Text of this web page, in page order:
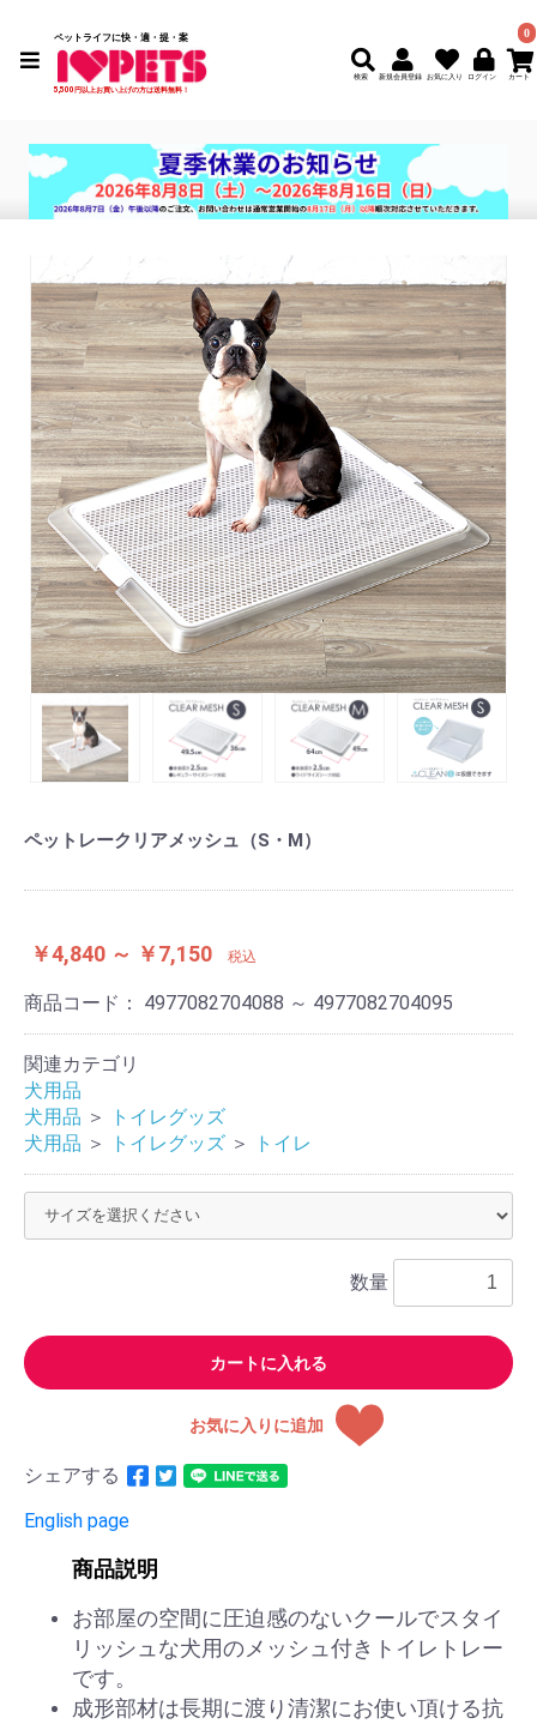
ペットライフに快・適・提・案
0
ペットレークリアメッシュ（S・M）
￥4,840 ～ ￥7,150 税込
商品コード： 4977082704088 ～ 4977082704095
関連カテゴリ
犬用品
犬用品 ＞
トイレグッズ
犬用品 ＞ トイレグッズ ＞ トイレ
数量
カートに入れる
お気に入りに追加
シェアする
English page
商品説明
お部屋の空間に圧迫感のないクールでスタイ
リッシュな犬用のメッシュ付きトイレトレー
です。
成形部材は長期に渡り清潔にお使い頂ける抗